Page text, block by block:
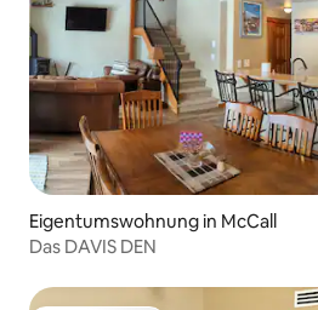
Eigentumswohnung in McCall
Das DAVIS DEN